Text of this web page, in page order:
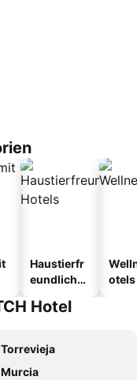
Haustierfr
eundliche
otels
Hotel